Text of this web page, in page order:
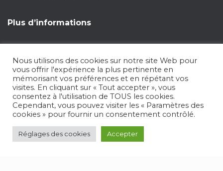
Plus d’informations
Nos produits
Notre page Facebook
2024ML FUSION|DESIGN KINEXO| MENTIONS LÉGALES
EQUINOXAL.FR
Nous utilisons des cookies sur notre site Web pour
vous offrir l'expérience la plus pertinente en
mémorisant vos préférences et en répétant vos
visites. En cliquant sur « Tout accepter », vous
consentez à l'utilisation de TOUS les cookies.
Cependant, vous pouvez visiter les « Paramètres des
cookies » pour fournir un consentement contrôlé.
Réglages des cookies Accepter